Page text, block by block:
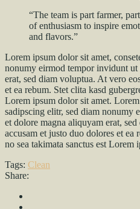
“The team is part farmer,
of enthusiasm to inspire
and flavors.”
Lorem ipsum dolor sit amet,
nonumy eirmod tempor invidunt
erat, sed diam voluptua. At vero
et ea rebum. Stet clita kasd
Lorem ipsum dolor sit amet.
sadipscing elitr, sed diam nonumy
et dolore magna aliquyam erat,
accusam et justo duo dolores et ea
no sea takimata sanctus est Lorem
Tags: Clean
Share: